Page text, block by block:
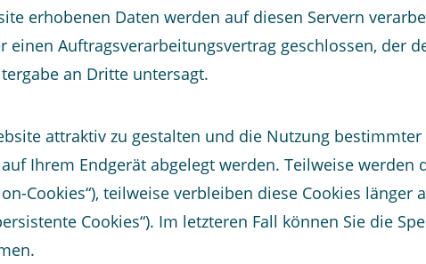
erhobenen Daten werden auf diesen Servern
Auftragsverarbeitungsvertrag geschlossen, der
an Dritte untersagt.
attraktiv zu gestalten und die Nutzung
Ihrem Endgerät abgelegt werden. Teilweise
Cookies“), teilweise verbleiben diese Cookies
Cookies“). Im letzteren Fall können Sie die